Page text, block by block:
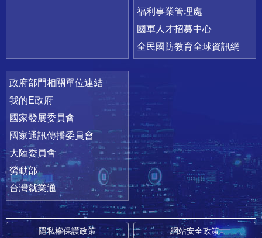
福利事業管理處
國軍人才招募中心
全民國防教育全球資訊網
政府部門相關單位連結
我的E政府
國家發展委員會
國家通訊傳播委員會
大陸委員會
勞動部
台灣就業通
隱私權保護政策 網站安全政策